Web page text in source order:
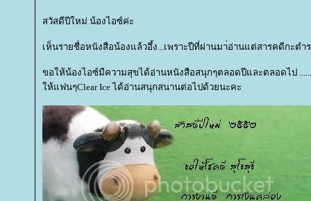
สวัสดีปีใหม่ น้องไอซ์ค่ะ
เห็นรายชื่อหนังสือน้องแล้วอึ้ง...เพราะปีที่ผ่านมา่อ่านแต่สารคดีกะตำ
ขอให้น้องไอซ์มีความสุขได้อ่านหนังสือสนุกๆตลอดปีและตลอดไป
ห้แฟนๆClear Ice ได้อ่านสนุกสนานต่อไปด้วยนะคะ